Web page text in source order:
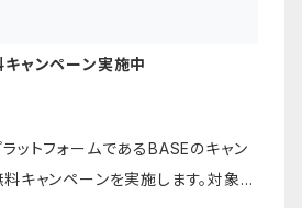
ャンペーン実施中
ットフォームであるBASEのキャン
キャンペーンを実施します。対象